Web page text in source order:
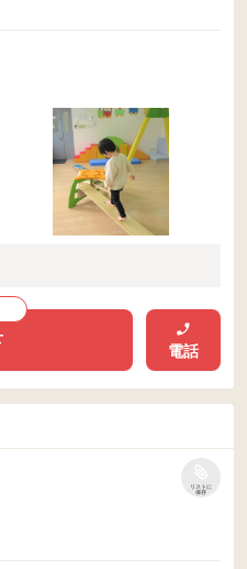
電話
リストに
保存